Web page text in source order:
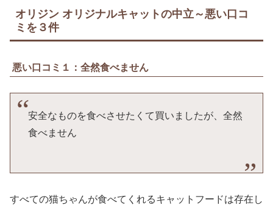
オリジン オリジナルキャットの中立～悪い口コ
ミを３件
悪い口コミ１：全然食べません
安全なものを食べさせたくて買いましたが、全然
食べません
すべての猫ちゃんが食べてくれるキャットフードは存在し